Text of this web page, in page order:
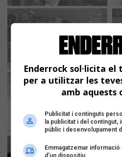
Enderrock sol·licita
per a utilitzar les
amb aquests
Publicitat i continguts
la publicitat i del contingut,
públic i desenvolupament
Emmagatzemar
d’un dispositiu